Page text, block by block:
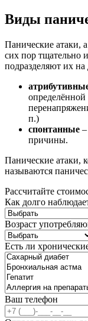
Виды
Панические атаки,
сих пор тщательно
подразделяют их на
определённой
п.)
спонтанные
причины.
Панические атаки,
называются
Рассчитайте
Как долго
Возраст
Есть ли
Ваш телефон